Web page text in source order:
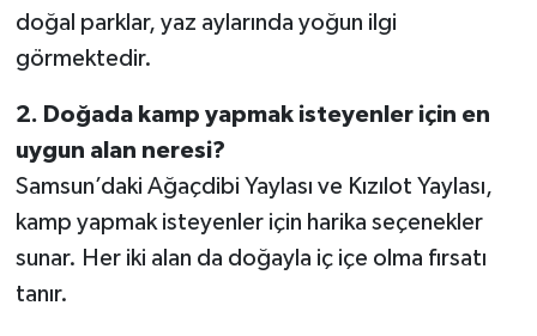
doğal parklar, yaz aylarında yoğun ilgi
görmektedir.
2. Doğada kamp yapmak isteyenler için en
uygun alan neresi?
Samsun’daki Ağaçdibi Yaylası ve Kızılot Yaylası,
kamp yapmak isteyenler için harika seçenekler
sunar. Her iki alan da doğayla iç içe olma fırsatı
tanır.